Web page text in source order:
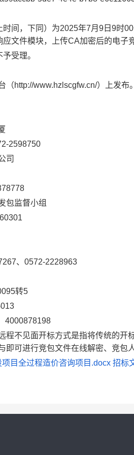
间，下同）为2025年7月 9 日 9时
文件模块，上传CA加密后的电子
受理。
（http://www.hzlscgfw.cn/）
上发布。
2598750
司
包监督小组
、0572-2228963
转5
4000878198
程不见面开标方式是指将传统的开
即可进行竞包文件在线解密、竞包
目全过程造价咨询项目.docx 招标